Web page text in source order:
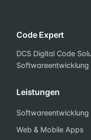
Code Expert
DCS Digital Code
Softwareentwicklung
Leistungen
Softwareentwicklung
Web & Mobile Apps